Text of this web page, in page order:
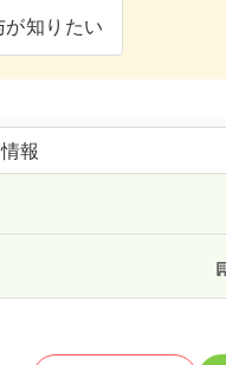
知りたい
の里
報